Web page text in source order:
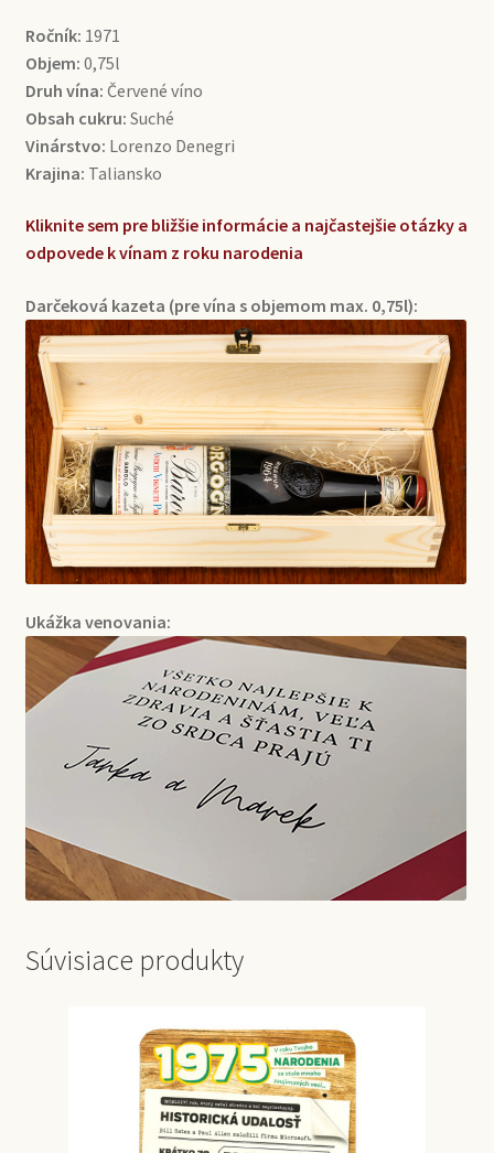
Ročník: 1971
Objem: 0,75l
Druh vína: Červené víno
Obsah cukru: Suché
Vinárstvo: Lorenzo Denegri
Krajina: Taliansko
Kliknite sem pre bližšie informácie a najčastejšie otázky a
odpovede k vínam z roku narodenia
Darčeková kazeta (pre vína s objemom max. 0,75l):
Ukážka venovania:
Súvisiace produkty